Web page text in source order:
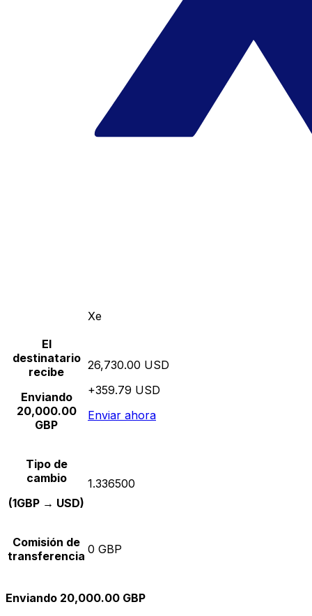
Xe
El
destinatario
recibe
Enviando
20,000.00
GBP
26,730.00 USD
+359.79 USD
Enviar ahora
Tipo de
cambio
(1GBP → USD)
1.336500
Comisión de
transferencia 0 GBP
Enviando 20,000.00 GBP